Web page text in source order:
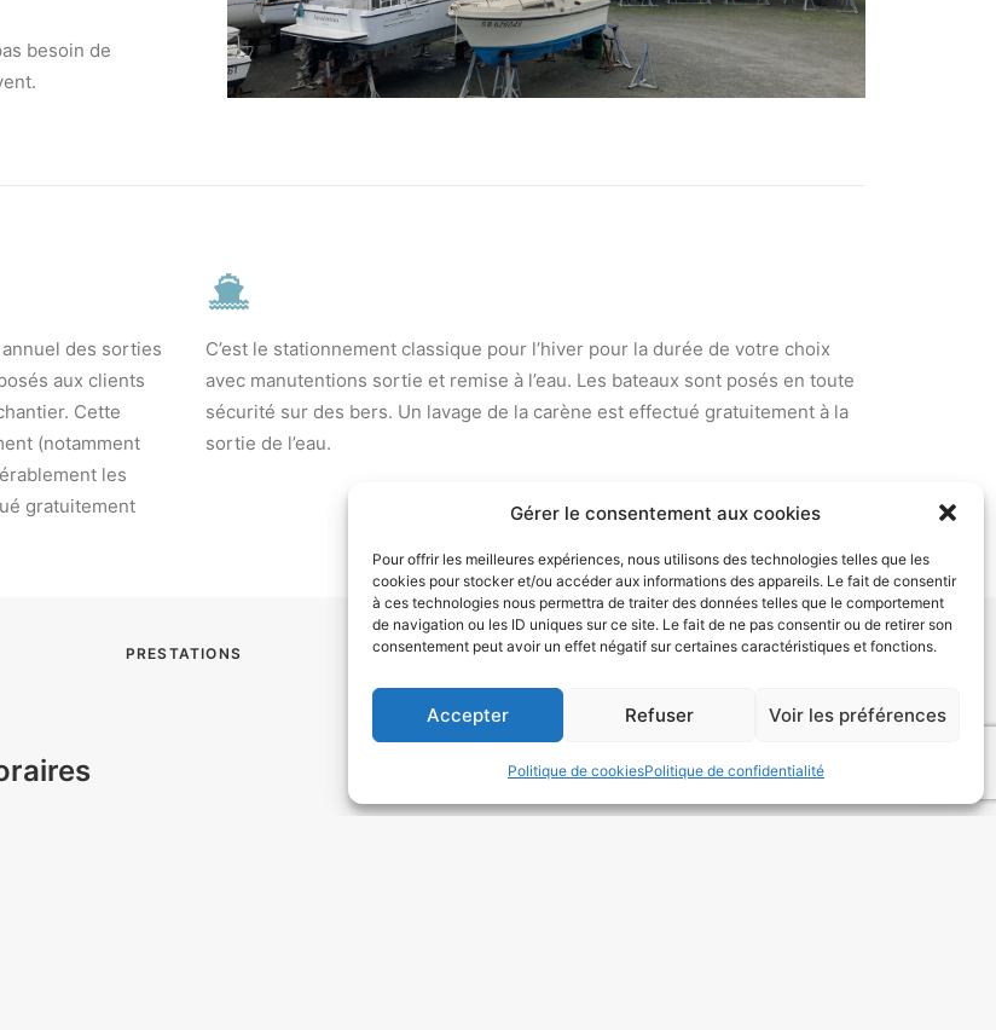
Gérer le consentement aux cookies
Pour offrir les meilleures expériences, nous utilisons des technologies telles que les
cookies pour stocker et/ou accéder aux informations des appareils. Le fait de consentir
à ces technologies nous permettra de traiter des données telles que le comportement
de navigation ou les ID uniques sur ce site. Le fait de ne pas consentir ou de retirer son
consentement peut avoir un effet négatif sur certaines caractéristiques et fonctions.
Accepter Refuser Voir les préférences
Politique de cookiesPolitique de confidentialité
besoin de
des sorties
aux clients
Cette
(notamment
les
gratuitement
C’est le stationnement classique pour l’hiver pour la durée de votre choix
avec manutentions sortie et remise à l’eau. Les bateaux sont posés en toute
sécurité sur des bers. Un lavage de la carène est effectué gratuitement à la
sortie de l’eau.
PRESTATIONS SUIVANT
Infos pratiques